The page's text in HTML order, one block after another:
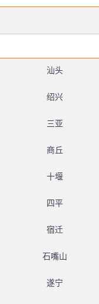
汕头
绍兴
三亚
商丘
十堰
四平
宿迁
石嘴山
遂宁